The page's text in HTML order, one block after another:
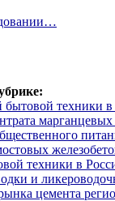
техники в
марганцевых
техники в
и
цемента